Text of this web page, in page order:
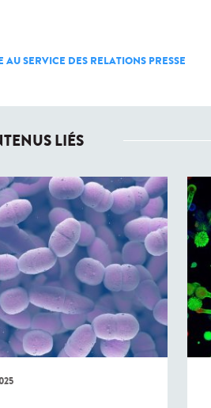
AU SERVICE DES RELATIONS PRESSE
LIÉS